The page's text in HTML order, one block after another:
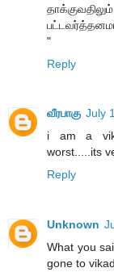
"
Reply
வீரபாகு July
i am a
worst.....its
Reply
Unknown
What you
gone to